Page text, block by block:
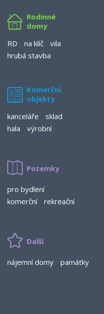
Rodinné
domy
RD
na klíč
vila
hrubá stavba
Komerční
objekty
kanceláře
sklad
hala
výrobní
Pozemky
pro bydlení
komerční
rekreační
Další
nájemní domy památky